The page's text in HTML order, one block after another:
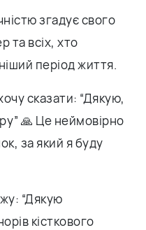
згадує свого
та всіх, хто
період життя.
сказати: “Дякую,
🙏 Це неймовірно
за який я буду
“Дякую
кісткового